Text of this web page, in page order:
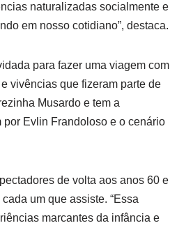
naturalizadas socialmente e
em nosso cotidiano”, destaca.
para fazer uma viagem com
vivências que fizeram parte de
Musardo e tem a
Evlin Frandoloso e o cenário
de volta aos anos 60 e
um que assiste. “Essa
marcantes da infância e